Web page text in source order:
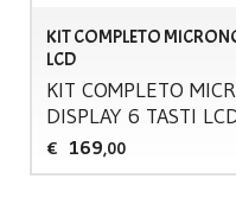
KIT COMPLETO
LCD
KIT COMPLETO
DISPLAY6 TASTI
€ 169,00